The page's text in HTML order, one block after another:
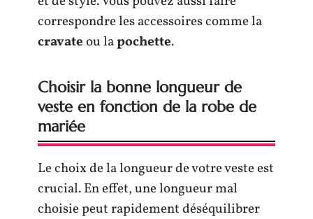
correspondre les accessoires comme la
cravateou lapochette.
Choisir la bonne longueur de
veste en fonction de la robe de
mariée
Le choix de la longueur de votre veste est
crucial. En effet, une longueur mal
choisie peut rapidement déséquilibrer